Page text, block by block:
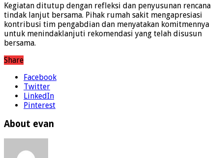
Kegiatan ditutup dengan refleksi dan penyusunan rencana
tindak lanjut bersama. Pihak rumah sakit mengapresiasi
kontribusi tim pengabdian dan menyatakan komitmennya
untuk menindaklanjuti rekomendasi yang telah disusun
bersama.
Share
Facebook
Twitter
LinkedIn
Pinterest
About evan